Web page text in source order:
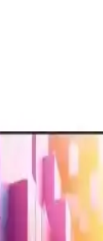
HDMI
modları,
ölçeklendirme